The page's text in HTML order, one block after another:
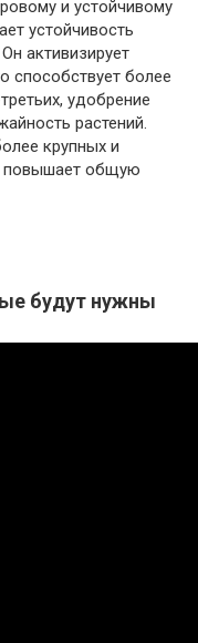
и устойчивому
устойчивость
активизирует
способствует более
удобрение
растений.
крупных и
повышает общую
будут нужны